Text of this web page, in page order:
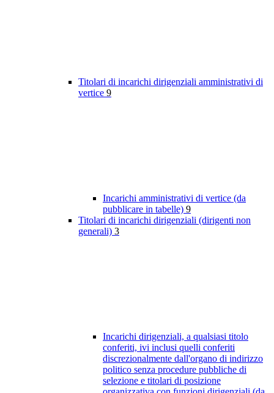
Titolari di incarichi dirigenziali amministrativi di
vertice 9
Incarichi amministrativi di vertice (da
pubblicare in tabelle) 9
Titolari di incarichi dirigenziali (dirigenti non
generali) 3
Incarichi dirigenziali, a qualsiasi titolo
conferiti, ivi inclusi quelli conferiti
discrezionalmente dall'organo di indirizzo
politico senza procedure pubbliche di
selezione e titolari di posizione